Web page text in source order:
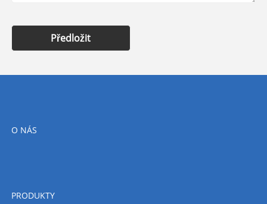
Předložit
O NÁS
PRODUKTY